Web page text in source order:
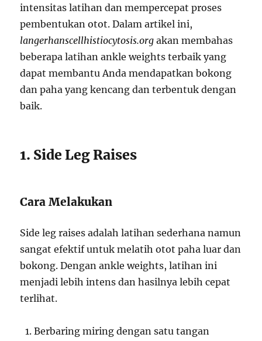
intensitas latihan dan mempercepat proses
pembentukan otot. Dalam artikel ini,
langerhanscellhistiocytosis.org akan membahas
beberapa latihan ankle weights terbaik yang
dapat membantu Anda mendapatkan bokong
dan paha yang kencang dan terbentuk dengan
baik.
1. Side Leg Raises
Cara Melakukan
Side leg raises adalah latihan sederhana namun
sangat efektif untuk melatih otot paha luar dan
bokong. Dengan ankle weights, latihan ini
menjadi lebih intens dan hasilnya lebih cepat
terlihat.
Berbaring miring dengan satu tangan